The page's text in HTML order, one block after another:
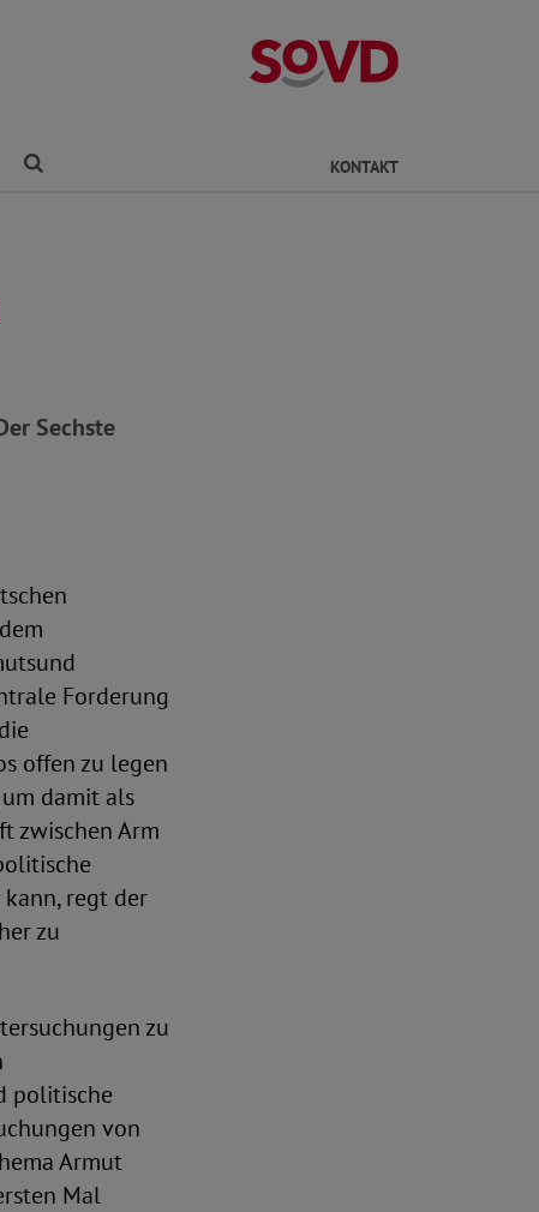
Kreisverband
KONTAKT
Sechste
Forderung
offen zu legen
damit als
zwischen Arm
regt der
zu
zu
politische
von
Armut
Mal